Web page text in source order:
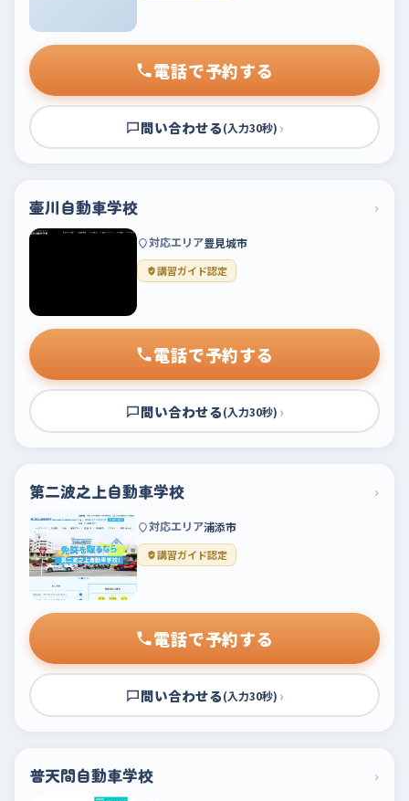
電話で予約する
問い合わせる(入力30秒) ›
壷川自動車学校 ›
対応エリア豊見城市
講習ガイド認定
電話で予約する
問い合わせる(入力30秒) ›
第二波之上自動車学校 ›
対応エリア浦添市
講習ガイド認定
電話で予約する
問い合わせる(入力30秒) ›
普天間自動車学校 ›